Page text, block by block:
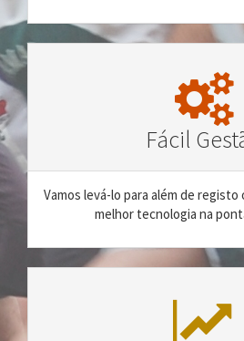
Fácil
Vamos levá-lo para além de
melhor tecnologia na